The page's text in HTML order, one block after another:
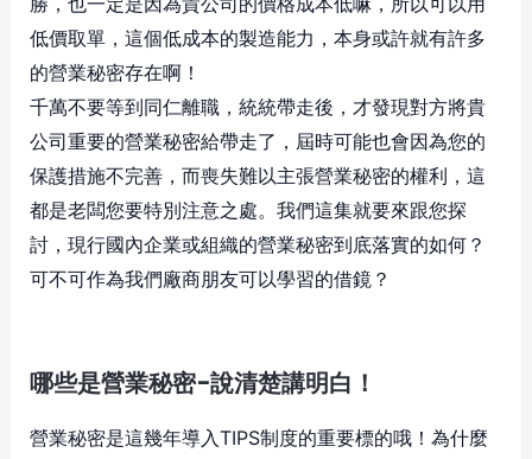
低價取單，這個低成本的製造能力，本身或許就有許多
的營業秘密存在啊！
千萬不要等到同仁離職，統統帶走後，才發現對方將貴
公司重要的營業秘密給帶走了，屆時可能也會因為您的
保護措施不完善，而喪失難以主張營業秘密的權利，這
都是老闆您要特別注意之處。我們這集就要來跟您探
討，現行國內企業或組織的營業秘密到底落實的如何？
可不可作為我們廠商朋友可以學習的借鏡？
哪些是營業秘密-說清楚講明白！
營業秘密是這幾年導入TIPS制度的重要標的哦！為什麼